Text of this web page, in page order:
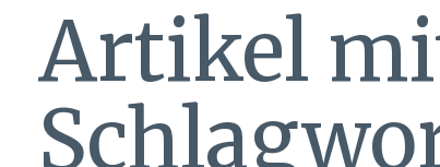
Artikel